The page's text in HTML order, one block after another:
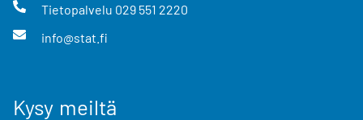
Tietopalvelu 029 551 2220
info@stat.fi
Kysy meiltä